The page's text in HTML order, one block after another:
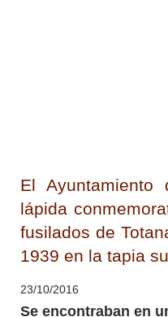
El Ayuntamiento
lápida
fusilados de
1939 en la tapia
23/10/2016
Se encontraban en